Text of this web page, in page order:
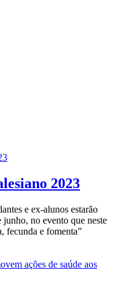
2023
e ex-alunos estarão
no evento que neste
fecunda e fomenta”